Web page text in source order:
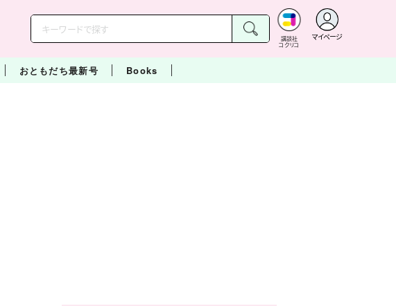
講談社
コクリコ
マイページ
おともだち最新号 Books